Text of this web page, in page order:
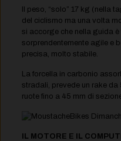
Il peso, “solo” 17 kg (nella
del ciclismo ma una volta
si accorge che nella guida è
sorprendentemente agile e
precisa, molto stabile.
La forcella in carbonio
stradali, prevede un rake da
ruote fino a 45 mm di
IL MOTORE E IL